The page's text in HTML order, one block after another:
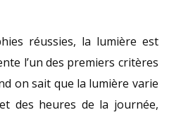
réussies, la lumière est
l’un des premiers critères
on sait que la lumière varie
des heures de la journée,